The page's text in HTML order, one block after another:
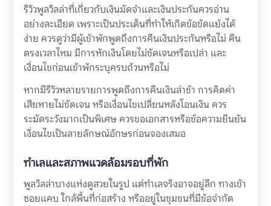
รีวิวพูลวิลล่าที่เกี่ยวกับเงินมัดจำและเงินประกันควรอ่าน
อย่างละเอียด เพราะเป็นประเด็นที่ทำให้เกิดข้อขัดแย้งได้
ง่าย ควรดูว่ามีผู้เข้าพักพูดถึงการคืนเงินประกันหรือไม่ คืน
ตรงเวลาไหม มีการหักเงินโดยไม่ชัดเจนหรือเปล่า และ
เงื่อนไขก่อนเข้าพักระบุครบถ้วนหรือไม่
หากมีรีวิวหลายรายการพูดถึงการคืนเงินล่าช้า การคิดค่า
เสียหายไม่ชัดเจน หรือเงื่อนไขเปลี่ยนหลังโอนเงิน ควร
ระมัดระวังมากเป็นพิเศษ ควรขอเอกสารหรือข้อความยืนยัน
เงื่อนไขเป็นลายลักษณ์อักษรก่อนจองเสมอ
ทำเลและสภาพแวดล้อมรอบที่พัก
พูลวิลล่าบางแห่งดูสวยในรูป แต่ทำเลจริงอาจอยู่ลึก ทางเข้า
ซอยแคบ ใกล้พื้นที่ก่อสร้าง หรืออยู่ในชุมชนที่มีข้อจำกัด